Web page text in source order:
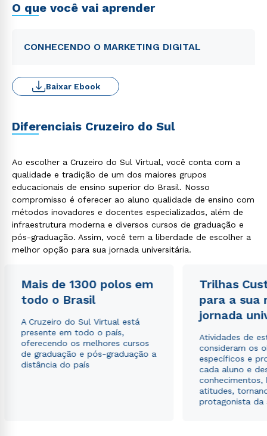
O que você vai aprender
CONHECENDO O MARKETING DIGITAL
Baixar Ebook
Diferenciais Cruzeiro do Sul
Ao escolher a Cruzeiro do Sul Virtual, você conta com a
qualidade e tradição de um dos maiores grupos
educacionais de ensino superior do Brasil. Nosso
compromisso é oferecer ao aluno qualidade de ensino com
métodos inovadores e docentes especializados, além de
infraestrutura moderna e diversos cursos de graduação e
pós-graduação. Assim, você tem a liberdade de escolher a
melhor opção para sua jornada universitária.
Mais de 1300 polos em
todo o Brasil
A Cruzeiro do Sul Virtual está
presente em todo o país,
oferecendo os melhores cursos
de graduação e pós-graduação a
distância do país
Trilhas
para a sua
jornada
Atividades de
consideram os
específicos e
cada aluno e
conhecimentos,
atitudes,
protagonista da